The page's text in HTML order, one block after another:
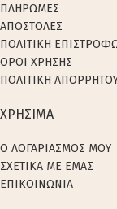
ΠΛΗΡΩΜΕΣ
ΑΠΟΣΤΟΛΕΣ
ΠΟΛΙΤΙΚΗ
ΟΡΟΙ ΧΡΗΣΗΣ
ΠΟΛΙΤΙΚΗ
ΧΡΗΣΙΜΑ
Ο ΛΟΓΑΡΙΑΣΜΟΣ ΜΟΥ
ΣΧΕΤΙΚΑ ΜΕ ΕΜΑΣ
ΕΠΙΚΟΙΝΩΝΙΑ